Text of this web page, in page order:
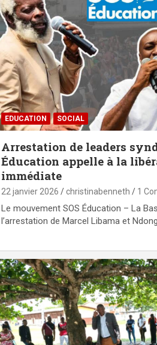
EDUCATION SOCIAL
Arrestation de leaders
Éducation appelle à la
immédiate
22 janvier 2026 christinabenneth 1
Le mouvement SOS Éducation – La
l’arrestation de Marcel Libama et